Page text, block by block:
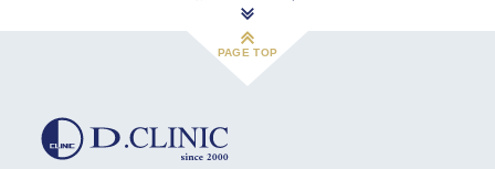
PAGE TOP